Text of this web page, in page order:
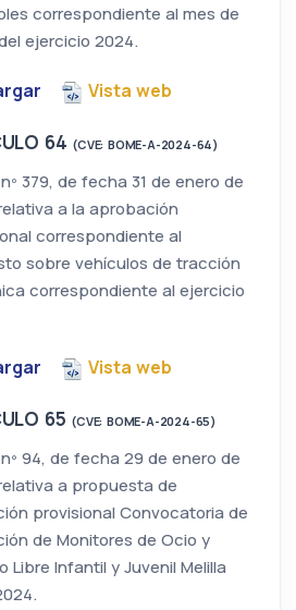
correspondiente al mes de
ejercicio 2024.
Vista web
64 (CVE: BOME-A-2024-64)
379, de fecha 31 de enero de
a la aprobación
correspondiente al
sobre vehículos de tracción
correspondiente al ejercicio
Vista web
65 (CVE: BOME-A-2024-65)
94, de fecha 29 de enero de
a propuesta de
provisional Convocatoria de
de Monitores de Ocio y
Libre Infantil y Juvenil Melilla